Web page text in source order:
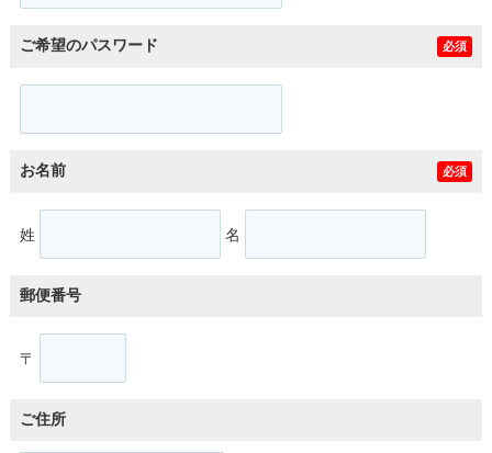
ご希望のパスワード 必須
お名前 必須
姓 名
郵便番号
〒
ご住所